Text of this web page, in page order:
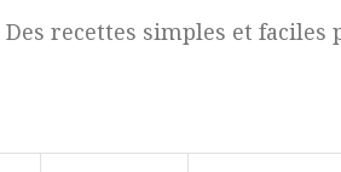
Des recettes simples et